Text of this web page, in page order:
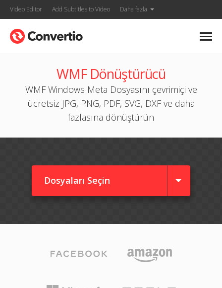
Video Editor Add Subtitles to Video Daha fazla
WMF Dönüştürücü
WMF Windows Meta Dosyasını çevrimiçi ve
ücretsiz JPG, PNG, PDF, SVG, DXF ve daha
fazlasına dönüştürün
Dosyaları Seçin